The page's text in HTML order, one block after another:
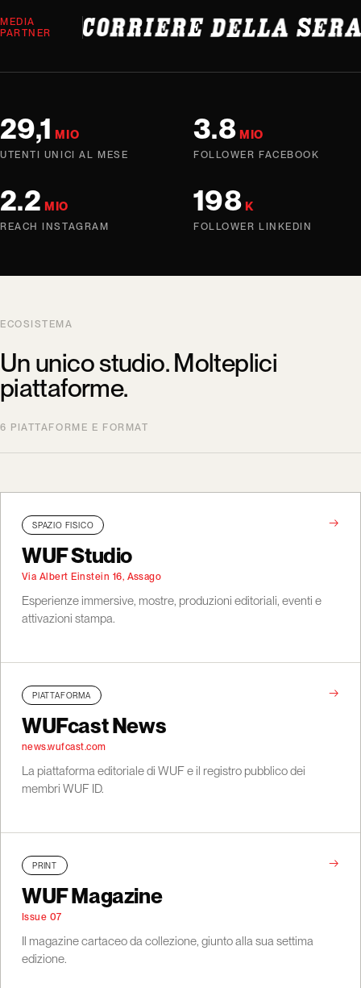
MEDIA
PARTNER
29,1 MIO
UTENTI UNICI AL MESE
3.8 MIO
FOLLOWER FACEBOOK
2.2 MIO
REACH INSTAGRAM
198 K
FOLLOWER LINKEDIN
ECOSISTEMA
Un unico studio. Molteplici
piattaforme.
6 PIATTAFORME E FORMAT
SPAZIO FISICO →
WUF Studio
Via Albert Einstein 16, Assago
Esperienze immersive, mostre, produzioni editoriali, eventi e
attivazioni stampa.
PIATTAFORMA →
WUFcast News
news.wufcast.com
La piattaforma editoriale di WUF e il registro pubblico dei
membri WUF ID.
PRINT →
WUF Magazine
Issue 07
Il magazine cartaceo da collezione, giunto alla sua settima
edizione.